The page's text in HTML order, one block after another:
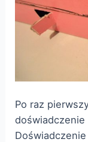
Po raz
doświadczenie